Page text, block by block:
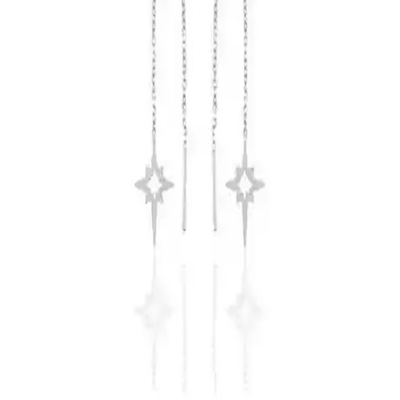
Aurrari Güneş Figürlü Altın Kaplama Küpe: Zarif
ve Enerjik Tasarım Seçenekleri
Aurrari'nin güneş figürlü altın kaplama küpesi, şıklık ve enerjiyi bir
araya getiriyor. Pratik kullanım ve yüksek kaliteyle günlük ve özel
Nereze 925 Ayar Gümüş Zirkon Taşlı Çift Yıldız
Model Küpe Detayları ve Özellikleri
Nereze'nin 925 ayar gümüş ve rose gold kaplama çift yıldız küpesi,
hafifliği ve zarif tasarımıyla günlük ve özel kullanıma uygun, parıltılı
zirkon taşlarıyla dikkat çeker.
Söğütlü Silver Lotus Modeli Küpe Kök Zümrüt ve